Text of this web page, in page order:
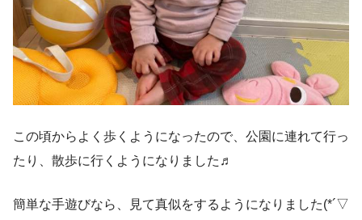
この頃からよく歩くようになったので、公園に連れて行っ
たり、散歩に行くようになりました♬
簡単な手遊びなら、見て真似をするようになりました(*´▽